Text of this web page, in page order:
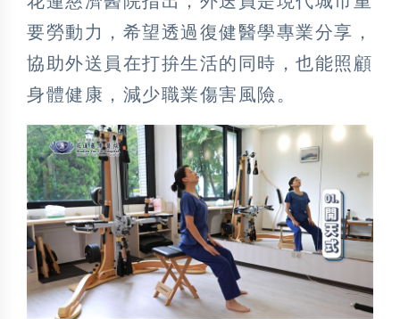
要勞動力，希望透過復健醫學專業分享，
協助外送員在打拚生活的同時，也能照顧
身體健康，減少職業傷害風險。